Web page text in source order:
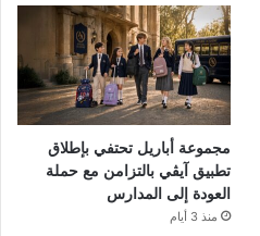
مجموعة أباريل تحتفي بإطلاق
تطبيق آيڤي بالتزامن مع حملة
العودة إلى المدارس
منذ 3 أيام